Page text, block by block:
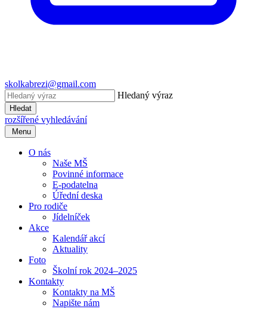
skolkabrezi@gmail.com
Hledaný výraz
Hledat
rozšířené vyhledávání
Menu
O nás
Naše MŠ
Povinné informace
E-podatelna
Úřední deska
Pro rodiče
Jídelníček
Akce
Kalendář akcí
Aktuality
Foto
Školní rok 2024–2025
Kontakty
Kontakty na MŠ
Napište nám